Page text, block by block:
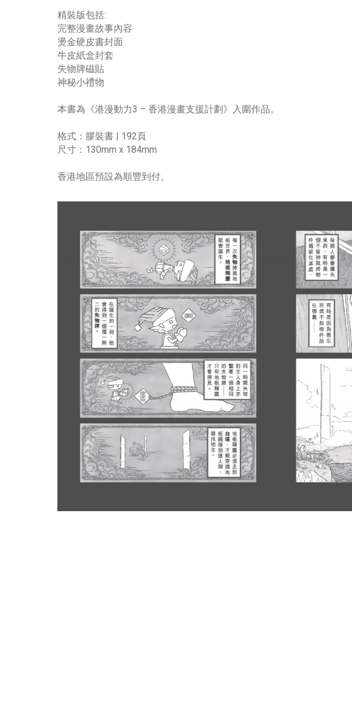
精裝版包括:
完整漫畫故事內容
燙金硬皮書封面
牛皮紙盒封套
失物牌磁貼
神秘小禮物
本書為《港漫動力3 – 香港漫畫支援計劃》入圍作品。
格式：膠裝書 | 192頁
尺寸：130mm x 184mm
香港地區預設為順豐到付。